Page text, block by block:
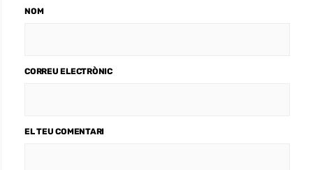
NOM
CORREU ELECTRÒNIC
EL TEU COMENTARI